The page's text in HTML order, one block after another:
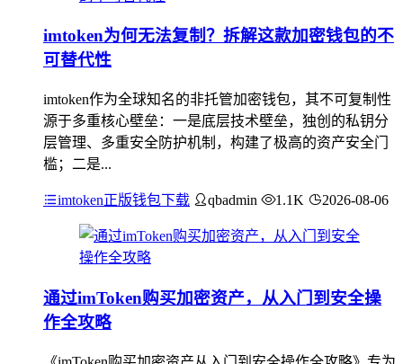
imtoken为何无法复制？拆解这款加密钱包的不
可替代性
imtoken作为全球知名的非托管加密钱包，其不可复制性
源于多重核心壁垒：一是底层技术壁垒，独创的私钥分
层管理、多重安全防护机制，构建了极高的资产安全门
槛；二是...
imtoken正版钱包下载 qbadmin 1.1K 2026-08-06
通过imToken购买加密资产，从入门到安全操
作全攻略